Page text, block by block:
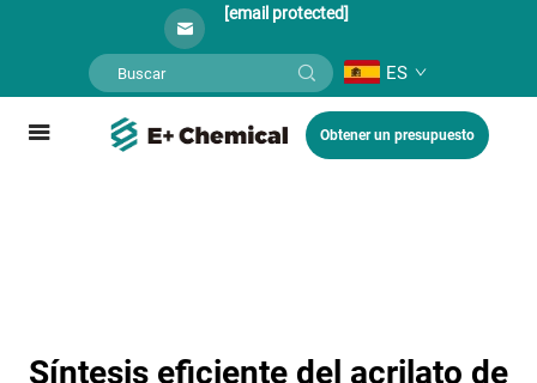
[email protected]
ES
Obtener un presupuesto
Síntesis eficiente del acrilato de